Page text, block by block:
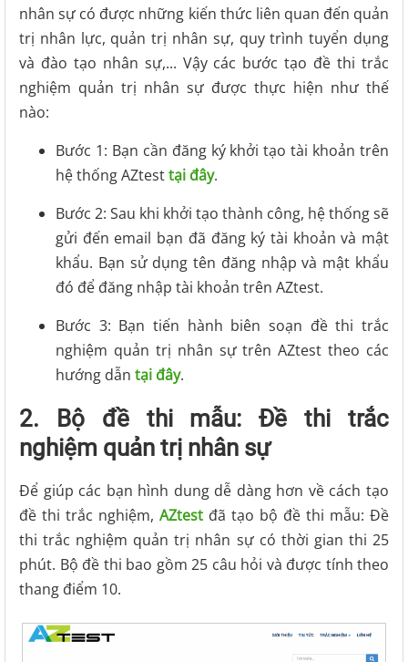
nhân sự có được những kiến thức liên quan đến quản
trị nhân lực, quản trị nhân sự, quy trình tuyển dụng
và đào tạo nhân sự,... Vậy các bước tạo đề thi trắc
nghiệm quản trị nhân sự được thực hiện như thế
nào:
Bước 1: Bạn cần đăng ký khởi tạo tài khoản trên
hệ thống AZtesttại đây.
Bước 2: Sau khi khởi tạo thành công, hệ thống sẽ
gửi đến email bạn đã đăng ký tài khoản và mật
khẩu. Bạn sử dụng tên đăng nhập và mật khẩu
đó để đăng nhập tài khoản trên AZtest.
Bước 3: Bạn tiến hành biên soạn đề thi trắc
nghiệm quản trị nhân sự trên AZtest theo các
hướng dẫn tại đây.
2. Bộ đề thi mẫu: Đề thi trắc
nghiệm quản trị nhân sự
Để giúp các bạn hình dung dễ dàng hơn về cách tạo
đề thi trắc nghiệm, AZtest đã tạo bộ đề thi mẫu: Đề
thi trắc nghiệm quản trị nhân sự có thời gian thi 25
phút. Bộ đề thi bao gồm 25 câu hỏi và được tính theo
thang điểm 10.